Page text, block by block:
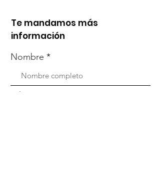
Te mandamos más
información
Nombre
Whats